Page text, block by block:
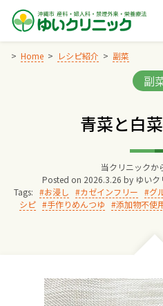
Skip
content
Home レシピ紹介 副菜
副
青菜と白
当クリニックか
Posted on 2026.3.26 by ゆい
Tags:
お浸し カゼインフリー グ
シピ
手作りめんつゆ 添加物不使
院長からの
妊婦